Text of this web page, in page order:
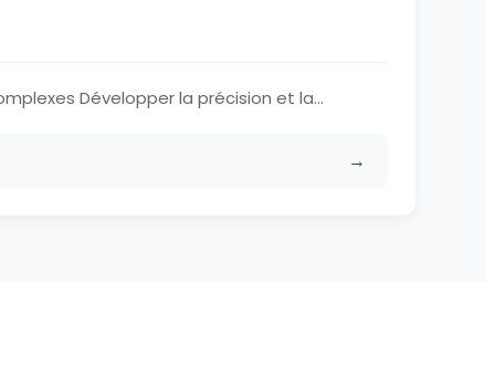
Développer la précision et la...
→